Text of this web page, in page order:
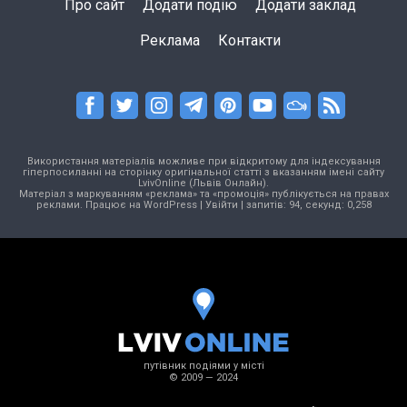
Про сайт Додати подію Додати заклад
Реклама Контакти
Використання матеріалів можливе при відкритому для індексування
гіперпосиланні на сторінку оригінальної статті з вказанням імені сайту
LvivOnline (Львів Онлайн).
Матеріал з маркуванням «реклама» та «промоція» публікується на правах
реклами. Працює на WordPress| Увійти | запитів: 94, секунд: 0,258
путівник подіями у місті
© 2009 — 2024